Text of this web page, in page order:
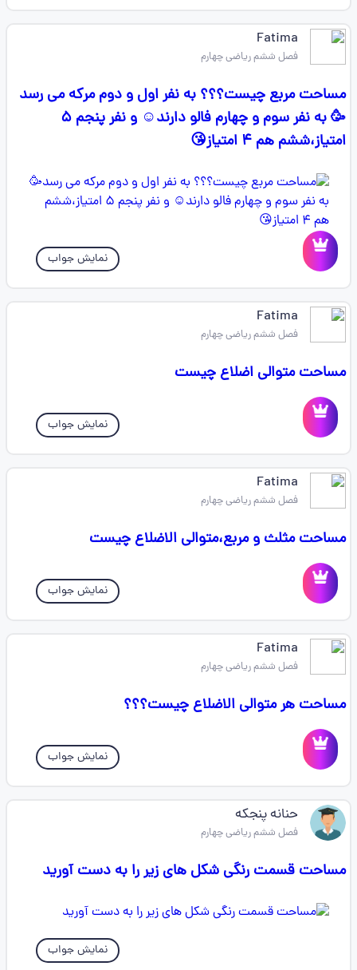
Fatima
فصل ششم ریاضی چهارم
مساحت مربع چیست؟؟؟ به نفر اول و دوم مرکه می رسد
🥳 به نفر سوم و چهارم فالو دارند☺️ و نفر پنجم ۵
امتیاز،ششم هم ۴ امتیاز😘
نمایش جواب
Fatima
فصل ششم ریاضی چهارم
مساحت‌ متوالی اضلاع چیست
نمایش جواب
Fatima
فصل ششم ریاضی چهارم
مساحت مثلث و مربع،متوالی الاضلاع چیست
نمایش جواب
Fatima
فصل ششم ریاضی چهارم
مساحت هر متوالی الاضلاع چیست؟؟؟
نمایش جواب
حنانه پنجکه
فصل ششم ریاضی چهارم
مساحت قسمت رنگی شکل های زیر را به دست آورید
نمایش جواب